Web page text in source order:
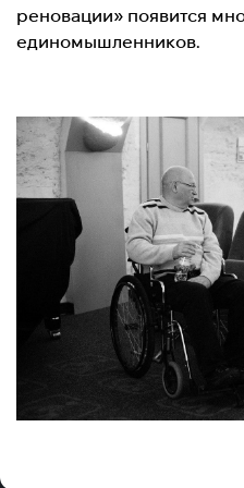
реновации» появится
единомышленников.